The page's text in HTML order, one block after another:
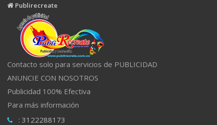
Publirecreate
Contacto solo para servicios de PUBLICIDAD
ANUNCIE CON NOSOTROS
Publicidad 100% Efectiva
Para más información
: 3122288173